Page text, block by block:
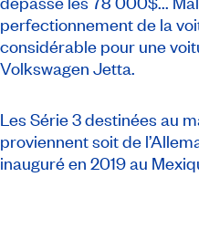
perfectionnement de la
considérable pour une
Volkswagen Jetta.
Les Série 3 destinées au
proviennent soit de
inauguré en 2019 au